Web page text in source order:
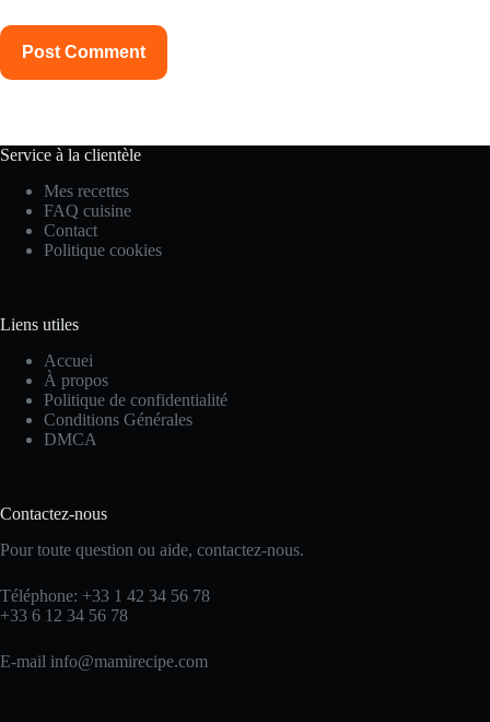
Post Comment
Service à la clientèle
Mes recettes
FAQ cuisine
Contact
Politique cookies
Liens utiles
Accuei
À propos
Politique de confidentialité
Conditions Générales
DMCA
Contactez-nous
Pour toute question ou aide, contactez-nous.
Téléphone: +33 1 42 34 56 78
+33 6 12 34 56 78
E-mail info@mamirecipe.com